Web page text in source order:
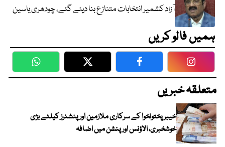
آزاد کشمیر انتخابات متنازع بنا دیئے گئے، چودھری یاسین
ہمیں فالو کریں
WhatsApp Twitter Facebook
متعلقہ خبریں
خیبرپختونخوا کے سرکاری ملازمین اور پنشنرز کیلئے بڑی
خوشخبری، الاؤنس اور پنشن میں اضافہ